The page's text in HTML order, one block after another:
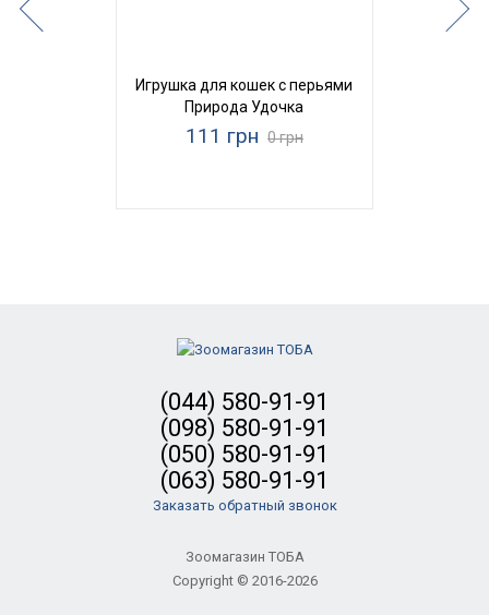
Игрушка для кошек с перьями
Природа Удочка
111 грн 0 грн
(044) 580-91-91
(098) 580-91-91
(050) 580-91-91
(063) 580-91-91
Заказать обратный звонок
Зоомагазин ТОБА
Copyright © 2016-2026